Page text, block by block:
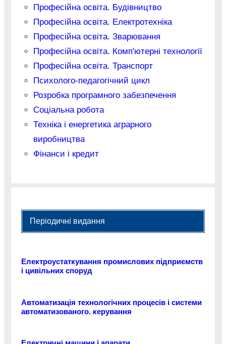
Професійна освіта. Будівництво
Професійна освіта. Електротехніка
Професійна освіта. Зварювання
Професійна освіта. Комп'ютерні технології
Професійна освіта. Транспорт
Психолого-педагогічний цикл
Розробка програмного забезпечення
Соціальна робота
Техніка і енергетика аграрного
виробництва
Фінанси і кредит
Періодичні видання
Електроустаткування промислових підприємств
і цивільних споруд
Автоматизація технологічних процесів і системи
автоматизованого. керування